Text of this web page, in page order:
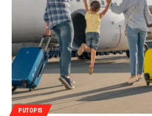
PUTOPIS